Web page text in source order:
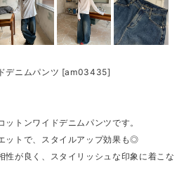
デニムパンツ [am03435]
トンワイドデニムパンツです。
ットで、スタイルアップ効果も◎
性が良く、スタイリッシュな印象に着こな